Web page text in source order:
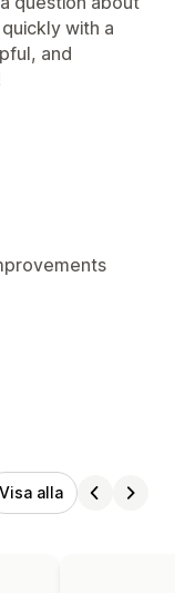
with a
and
Visa alla